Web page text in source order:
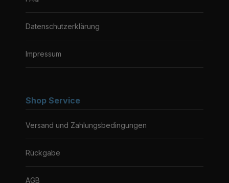
Datenschutzerklärung
Impressum
Shop Service
Versand und Zahlungsbedingungen
Rückgabe
AGB